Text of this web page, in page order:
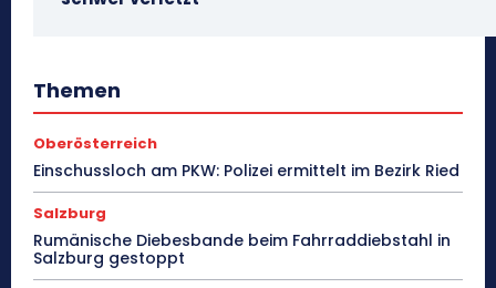
Themen
Oberösterreich
Einschussloch am PKW: Polizei ermittelt im Bezirk Ried
Salzburg
Rumänische Diebesbande beim Fahrraddiebstahl in
Salzburg gestoppt